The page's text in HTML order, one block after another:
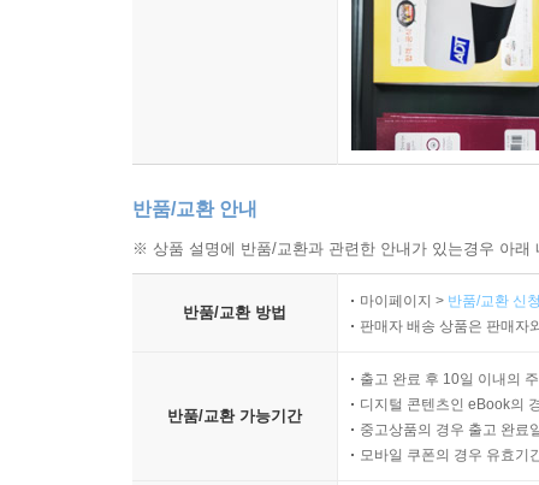
반품/교환 안내
※ 상품 설명에 반품/교환과 관련한 안내가 있는경우 아
반품/교환 방법
마이페이지 > 반품/교환 신
판매자 배송 상품은 판매자
반품/교환 가능기간
출고 완료 후 10일 이내의
디지털 콘텐츠인 eBook의
중고상품의 경우 출고 완료
모바일 쿠폰의 경우 유효기